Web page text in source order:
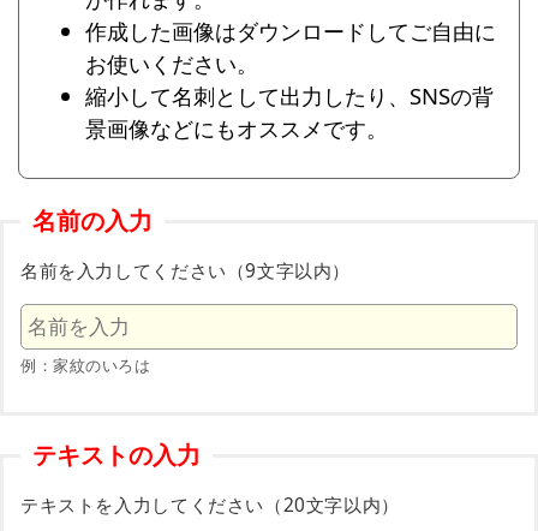
作成した画像はダウンロードしてご自由に
お使いください。
縮小して名刺として出力したり、SNSの背
景画像などにもオススメです。
名前の入力
名前を入力してください（9文字以内）
例：家紋のいろは
テキストの入力
テキストを入力してください（20文字以内）